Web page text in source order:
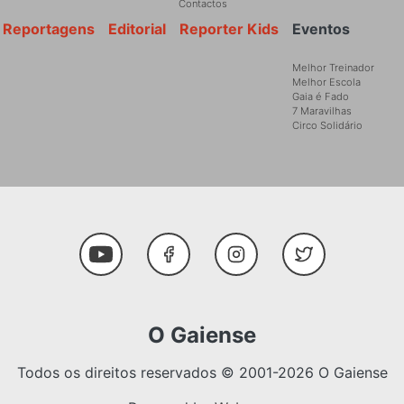
Contactos
Eventos
Melhor Treinador
Melhor Escola
Gaia é Fado
7 Maravilhas
Circo Solidário
Reporter Kids
Editorial
Reportagens
Social Media
Youtube FacebookInstagramTwitter
O Gaiense
Todos os direitos reservados © 2001-2026 O Gaiense